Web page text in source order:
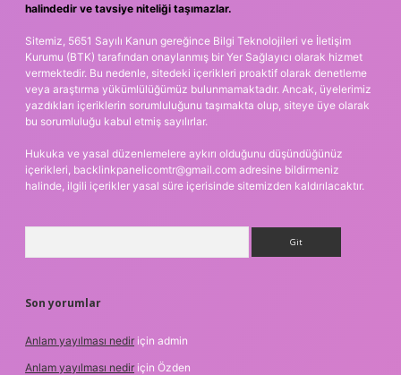
halindedir ve tavsiye niteliği taşımazlar.
Sitemiz, 5651 Sayılı Kanun gereğince Bilgi Teknolojileri ve İletişim
Kurumu (BTK) tarafından onaylanmış bir Yer Sağlayıcı olarak hizmet
vermektedir. Bu nedenle, sitedeki içerikleri proaktif olarak denetleme
veya araştırma yükümlülüğümüz bulunmamaktadır. Ancak, üyelerimiz
yazdıkları içeriklerin sorumluluğunu taşımakta olup, siteye üye olarak
bu sorumluluğu kabul etmiş sayılırlar.
Hukuka ve yasal düzenlemelere aykırı olduğunu düşündüğünüz
içerikleri, backlinkpanelicomtr@gmail.com adresine bildirmeniz
halinde, ilgili içerikler yasal süre içerisinde sitemizden kaldırılacaktır.
Son yorumlar
Anlam yayılması nedir için admin
Anlam yayılması nedir için Özden